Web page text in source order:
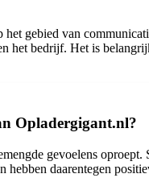
gebied van
bedrijf. Het is
Opladergigant.nl?
gevoelens
daarentegen